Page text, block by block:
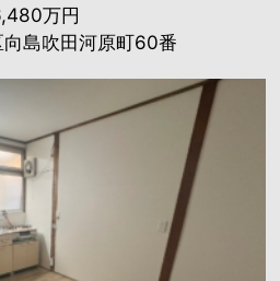
万円
島吹田河原町60番